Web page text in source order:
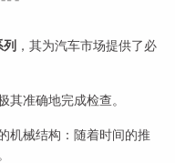
，其为汽车市场提供了必
其准确地完成检查。
机械结构：随着时间的推